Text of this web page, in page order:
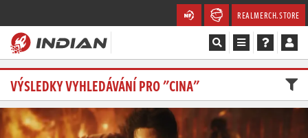
REALMERCH.STORE
Magazín
Recenze
VÝSLEDKY VYHLEDÁVÁNÍ PRO "CINA"